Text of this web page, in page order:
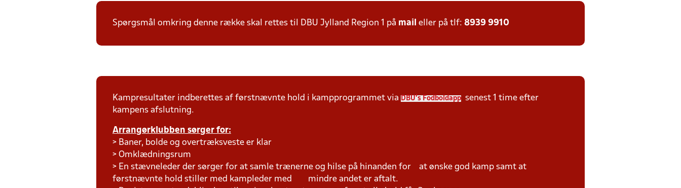
Spørgsmål omkring denne række skal rettes til DBU Jylland Region 1 på mail eller på tlf: 8939 9910
Kampresultater indberettes af førstnævnte hold i kampprogrammet via DBU's Fodboldapp
senest 1 time efter
kampens afslutning.
Arrangørklubben sørger for:
> Baner, bolde og overtræksveste er klar
> Omklædningsrum
> En stævneleder der sørger for at samle trænerne og hilse på hinanden for at ønske god kamp samt at
førstnævnte hold stiller med kampleder med mindre andet er aftalt.